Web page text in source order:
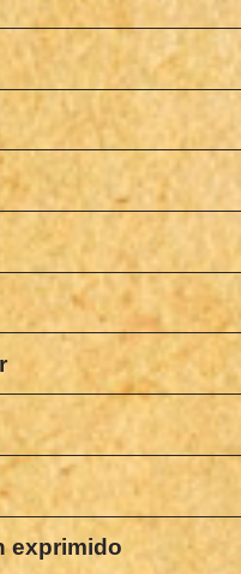
exprimido